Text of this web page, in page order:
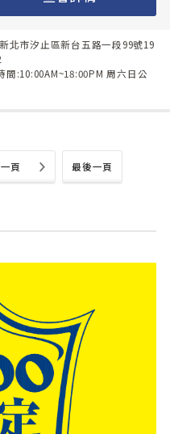
北市汐止區新台五路一段99號19
間:10:00AM~18:00PM 周六日公
最後一頁
頁